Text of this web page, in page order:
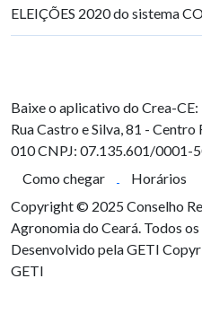
ELEIÇÕES 2020 do sistema
Baixe o aplicativo do Crea-CE:
Rua Castro e Silva, 81 - Centro
010CNPJ: 07.135.601/0001-
Como chegar
Horários
Copyright © 2025 Conselho
Agronomia do Ceará. Todos
Desenvolvido pela GETI
GETI